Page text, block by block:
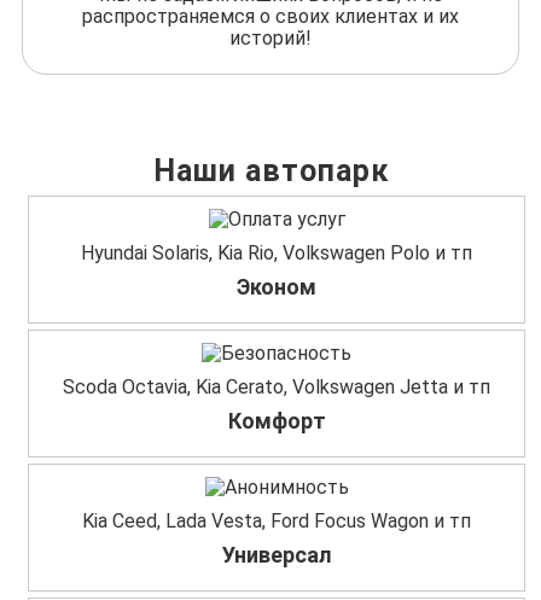
распространяемся о своих клиентах и их
историй!
Наши автопарк
Hyundai Solaris, Kia Rio, Volkswagen Polo и тп
Эконом
Scoda Octavia, Kia Cerato, Volkswagen Jetta и тп
Комфорт
Kia Ceed, Lada Vesta, Ford Focus Wagon и тп
Универсал